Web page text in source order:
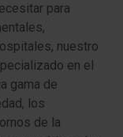
para
nuestro
en el
gama de
los
de la